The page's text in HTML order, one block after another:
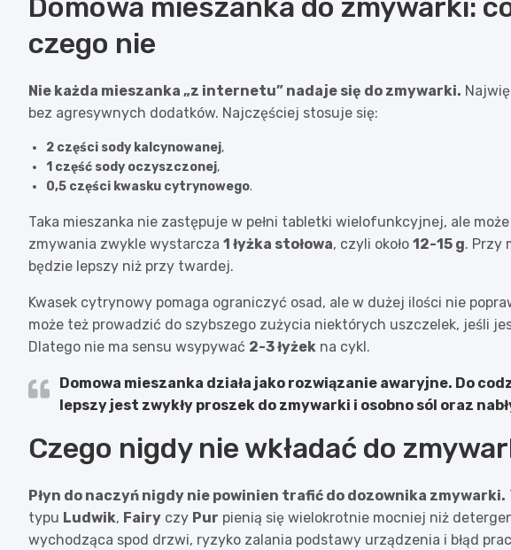
Domowa mieszanka do zmywarki:
czego nie
Nie każda mieszanka „z internetu” nadaje się do zmywarki.
bez agresywnych dodatków. Najczęściej stosuje się:
2 części sody kalcynowanej,
1 część sody oczyszczonej,
0,5 części kwasku cytrynowego.
Taka mieszanka nie zastępuje w pełni tabletki wielofunkcyjnej, ale
zmywania zwykle wystarcza 1 łyżka stołowa, czyli około 12-15 g. Przy
będzie lepszy niż przy twardej.
Kwasek cytrynowy pomaga ograniczyć osad, ale w dużej ilości nie
może też prowadzić do szybszego zużycia niektórych uszczelek, jeśli
Dlatego nie ma sensu wsypywać 2-3 łyżek na cykl.
Domowa mieszanka działa jako rozwiązanie awaryjne. Do
lepszy jest zwykły proszek do zmywarki i osobno sól oraz
Czego nigdy nie wkładać do
Płyn do naczyń nigdy nie powinien trafić do dozownika zmywarki.
typu Ludwik, Fairy czy Pur pienią się wielokrotnie mocniej niż
wychodząca spod drzwi, ryzyko zalania podstawy urządzenia i błąd